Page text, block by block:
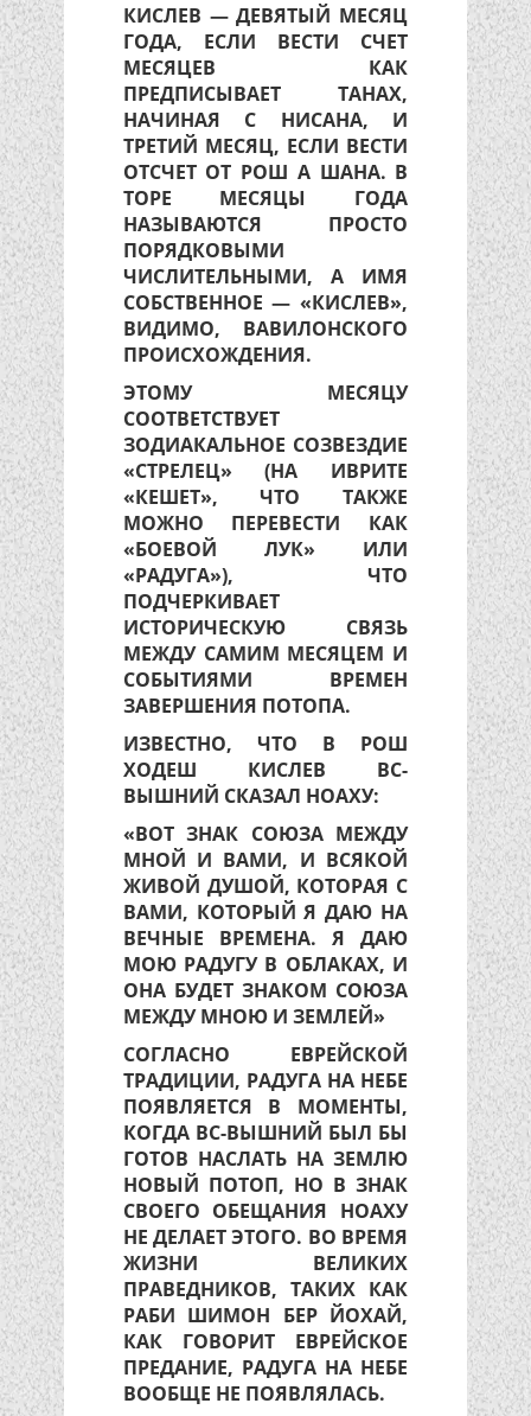
КИСЛЕВ — ДЕВЯТЫЙ МЕСЯЦ
ГОДА, ЕСЛИ ВЕСТИ СЧЕТ
МЕСЯЦЕВ КАК
ПРЕДПИСЫВАЕТ ТАНАХ,
НАЧИНАЯ С НИСАНА, И
ТРЕТИЙ МЕСЯЦ, ЕСЛИ ВЕСТИ
ОТСЧЕТ ОТ РОШ А ШАНА. В
ТОРЕ МЕСЯЦЫ ГОДА
НАЗЫВАЮТСЯ ПРОСТО
ПОРЯДКОВЫМИ
ЧИСЛИТЕЛЬНЫМИ, А ИМЯ
СОБСТВЕННОЕ — «КИСЛЕВ»,
ВИДИМО, ВАВИЛОНСКОГО
ПРОИСХОЖДЕНИЯ.
ЭТОМУ МЕСЯЦУ
СООТВЕТСТВУЕТ
ЗОДИАКАЛЬНОЕ СОЗВЕЗДИЕ
«СТРЕЛЕЦ» (НА ИВРИТЕ
«КЕШЕТ», ЧТО ТАКЖЕ
МОЖНО ПЕРЕВЕСТИ КАК
«БОЕВОЙ ЛУК» ИЛИ
«РАДУГА»), ЧТО
ПОДЧЕРКИВАЕТ
ИСТОРИЧЕСКУЮ СВЯЗЬ
МЕЖДУ САМИМ МЕСЯЦЕМ И
СОБЫТИЯМИ ВРЕМЕН
ЗАВЕРШЕНИЯ ПОТОПА.
ИЗВЕСТНО, ЧТО В РОШ
ХОДЕШ КИСЛЕВ ВС-
ВЫШНИЙ СКАЗАЛ НОАХУ:
«ВОТ ЗНАК СОЮЗА МЕЖДУ
МНОЙ И ВАМИ, И ВСЯКОЙ
ЖИВОЙ ДУШОЙ, КОТОРАЯ С
ВАМИ, КОТОРЫЙ Я ДАЮ НА
ВЕЧНЫЕ ВРЕМЕНА. Я ДАЮ
МОЮ РАДУГУ В ОБЛАКАХ, И
ОНА БУДЕТ ЗНАКОМ СОЮЗА
МЕЖДУ МНОЮ И ЗЕМЛЕЙ»
СОГЛАСНО ЕВРЕЙСКОЙ
ТРАДИЦИИ, РАДУГА НА НЕБЕ
ПОЯВЛЯЕТСЯ В МОМЕНТЫ,
КОГДА ВС-ВЫШНИЙ БЫЛ БЫ
ГОТОВ НАСЛАТЬ НА ЗЕМЛЮ
НОВЫЙ ПОТОП, НО В ЗНАК
СВОЕГО ОБЕЩАНИЯ НОАХУ
НЕ ДЕЛАЕТ ЭТОГО. ВО ВРЕМЯ
ЖИЗНИ ВЕЛИКИХ
ПРАВЕДНИКОВ, ТАКИХ КАК
РАБИ ШИМОН БЕР ЙОХАЙ,
КАК ГОВОРИТ ЕВРЕЙСКОЕ
ПРЕДАНИЕ, РАДУГА НА НЕБЕ
ВООБЩЕ НЕ ПОЯВЛЯЛАСЬ.